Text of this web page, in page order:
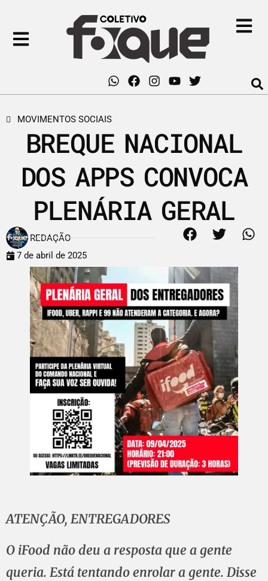
MOVIMENTOS SOCIAIS
BREQUE NACIONAL
DOS APPS CONVOCA
PLENÁRIA GERAL
REDAÇÃO
7 de abril de 2025
ATENÇÃO, ENTREGADORES
O iFood não deu a resposta que a gente
queria. Está tentando enrolar a gente. Disse